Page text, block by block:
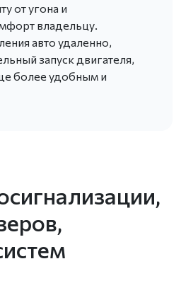
от угона и
владельцу.
авто удаленно,
запуск двигателя,
более удобным и